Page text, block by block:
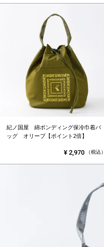
紀ノ国屋 綿ボンディング保冷巾着バ
ッグ オリーブ【ポイント2倍】
¥ 2,970 （税込）